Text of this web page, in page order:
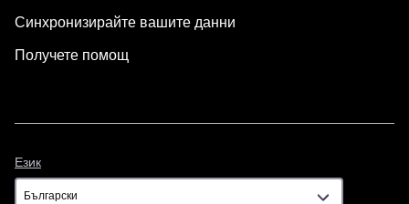
Синхронизирайте вашите данни
Получете помощ
Език